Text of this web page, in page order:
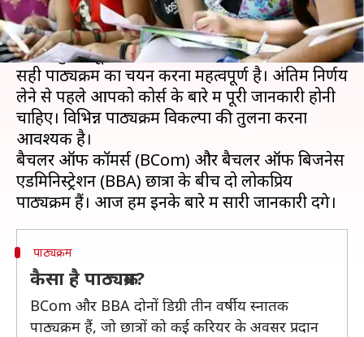
आज के समय में कई करियर विकल्प मौजूद हैं। जिस
कारण 12वीं के बाद एक अच्छे करियर का रास्ता चुनना
काफी चुनौतीपूर्ण हो सकता है।
सही पाठ्यक्रम का चयन करना महत्वपूर्ण है। अंतिम निर्णय
लेने से पहले आपको कोर्स के बारे में पूरी जानकारी होनी
चाहिए। विभिन्न पाठ्यक्रम विकल्पों की तुलना करना
आवश्यक है।
बैचलर ऑफ कॉमर्स (BCom) और बैचलर ऑफ बिजनेस
एडमिनिस्ट्रेशन (BBA) छात्रों के बीच दो लोकप्रिय
पाठ्यक्रम
कैसा है पाठ्यक्रम?
BCom और BBA दोनों डिग्री तीन वर्षीय स्नातक
पाठ्यक्रम हैं, जो छात्रों को कई करियर के अवसर प्रदान